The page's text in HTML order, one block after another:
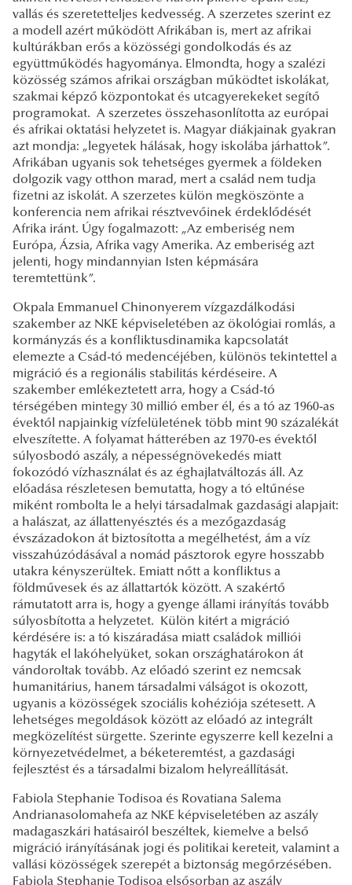
vallás és szeretetteljes kedvesség. A szerzetes szerint ez
a modell azért működött Afrikában is, mert az afrikai
kultúrákban erős a közösségi gondolkodás és az
együttműködés hagyománya. Elmondta, hogy a szalézi
közösség számos afrikai országban működtet iskolákat,
szakmai képző központokat és utcagyerekeket segítő
programokat. A szerzetes összehasonlította az európai
és afrikai oktatási helyzetet is. Magyar diákjainak gyakran
azt mondja: „legyetek hálásak, hogy iskolába járhattok”.
Afrikában ugyanis sok tehetséges gyermek a földeken
dolgozik vagy otthon marad, mert a család nem tudja
fizetni az iskolát. A szerzetes külön megköszönte a
konferencia nem afrikai résztvevőinek érdeklődését
Afrika iránt. Úgy fogalmazott: „Az emberiség nem
Európa, Ázsia, Afrika vagy Amerika. Az emberiség azt
jelenti, hogy mindannyian Isten képmására
teremtettünk”.
Okpala Emmanuel Chinonyerem vízgazdálkodási
szakember az NKE képviseletében az ökológiai romlás, a
kormányzás és a konfliktusdinamika kapcsolatát
elemezte a Csád-tó medencéjében, különös tekintettel a
migráció és a regionális stabilitás kérdéseire. A
szakember emlékeztetett arra, hogy a Csád-tó
térségében mintegy 30 millió ember él, és a tó az 1960-as
évektől napjainkig vízfelületének több mint 90 százalékát
elveszítette. A folyamat hátterében az 1970-es évektől
súlyosbodó aszály, a népességnövekedés miatt
fokozódó vízhasználat és az éghajlatváltozás áll. Az
előadása részletesen bemutatta, hogy a tó eltűnése
miként rombolta le a helyi társadalmak gazdasági alapjait:
a halászat, az állattenyésztés és a mezőgazdaság
évszázadokon át biztosította a megélhetést, ám a víz
visszahúzódásával a nomád pásztorok egyre hosszabb
utakra kényszerültek. Emiatt nőtt a konfliktus a
földművesek és az állattartók között. A szakértő
rámutatott arra is, hogy a gyenge állami irányítás tovább
súlyosbította a helyzetet. Külön kitért a migráció
kérdésére is: a tó kiszáradása miatt családok milliói
hagyták el lakóhelyüket, sokan országhatárokon át
vándoroltak tovább. Az előadó szerint ez nemcsak
humanitárius, hanem társadalmi válságot is okozott,
ugyanis a közösségek szociális kohéziója szétesett. A
lehetséges megoldások között az előadó az integrált
megközelítést sürgette. Szerinte egyszerre kell kezelni a
környezetvédelmet, a béketeremtést, a gazdasági
fejlesztést és a társadalmi bizalom helyreállítását.
Fabiola Stephanie Todisoa és Rovatiana Salema
Andrianasolomahefa az NKE képviseletében az aszály
madagaszkári hatásairól beszéltek, kiemelve a belső
migráció irányításának jogi és politikai kereteit, valamint a
vallási közösségek szerepét a biztonság megőrzésében.
Fabiola Stephanie Todisoa elsősorban az aszály